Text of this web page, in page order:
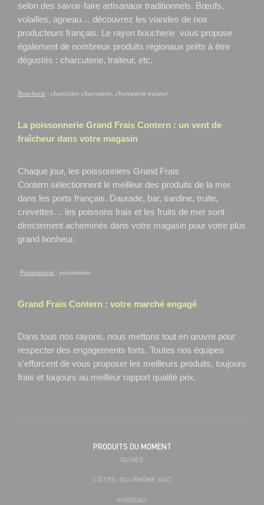
selon des savoir-faire artisanaux traditionnels. Bœufs,
volailles, agneau… découvrez les viandes de nos
producteurs français. Le rayon boucherie vous propose
également de nombreux produits régionaux prêts à être
dégustés : charcuterie, traiteur, etc.
Boucherie : charcutier, charcuterie, charcuterie traiteur
La poissonnerie Grand Frais Contern : un vent de
fraîcheur dans votre magasin
Chaque jour, les poissonniers Grand Frais
Contern sélectionnent le meilleur des produits de la mer
dans les ports français. Daurade, bar, sardine, truite,
crevettes… les poissons frais et les fruits de mer sont
directement acheminés dans votre magasin pour votre plus
grand bonheur.
Poissonnerie : poissonnier
Grand Frais Contern : votre marché engagé
Dans tous nos rayons, nous mettons tout en œuvre pour
respecter des engagements forts. Toutes nos équipes
s’efforcent de vous proposer les meilleurs produits, toujours
frais et toujours au meilleur rapport qualité prix.
PRODUITS DU MOMENT
OLIVES
CÔTES-DU-RHÔNE AOC
POIREAU